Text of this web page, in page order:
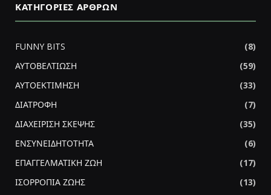
ΚΑΤΗΓΟΡΊΕΣ ΆΡΘΡΩΝ
FUNNY BITS
(8)
ΑΥΤΟΒΕΛΤΙΩΣΗ
(59)
ΑΥΤΟΕΚΤΙΜΗΣΗ
(33)
ΔΙΑΤΡΟΦΗ
(7)
ΔΙΑΧΕΙΡΙΣΗ ΣΚΕΨΗΣ
(35)
ΕΝΣΥΝΕΙΔΗΤΟΤΗΤΑ
(6)
ΕΠΑΓΓΕΛΜΑΤΙΚΗ ΖΩΗ
(17)
ΙΣΟΡΡΟΠΙΑ ΖΩΗΣ
(13)